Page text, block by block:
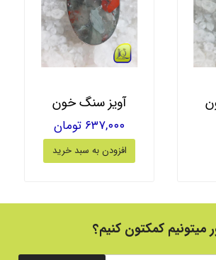
آویز سنگ خون
۶۳۷,۰۰۰ تومان
افزودن به سبد خرید
میتونیم کمکتون کنیم؟